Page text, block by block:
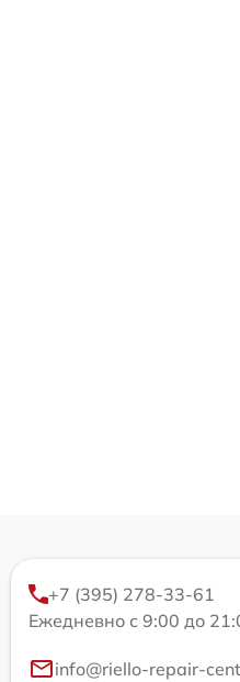
+7 (395) 278-33-61
Ежедневно с 9:00 до
info@riello-repair-